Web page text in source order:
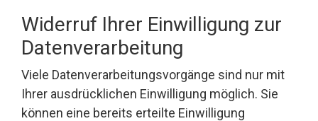
Widerruf Ihrer Einwilligung zur
Datenverarbeitung
Viele Datenverarbeitungsvorgänge sind nur mit
Ihrer ausdrücklichen Einwilligung möglich. Sie
können eine bereits erteilte Einwilligung